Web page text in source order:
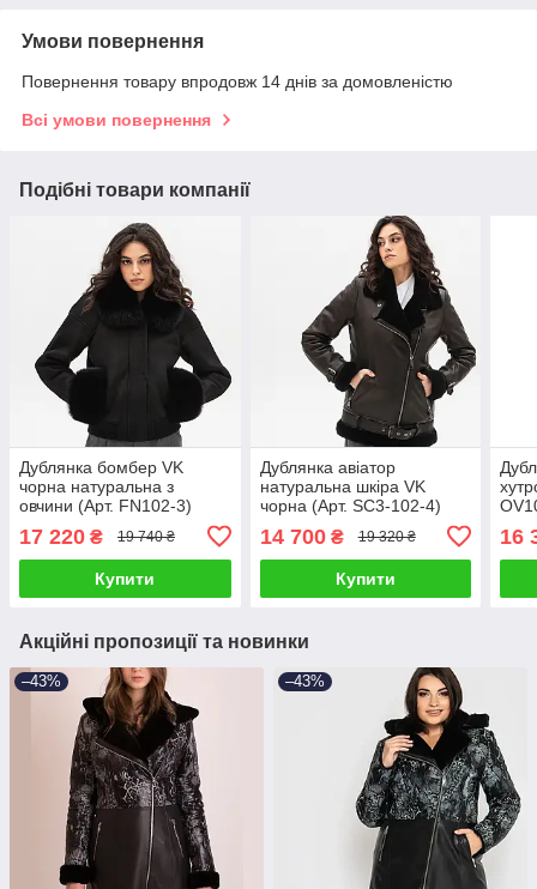
Умови повернення
Повернення товару впродовж 14 днів за домовленістю
Всі умови повернення
Подібні товари компанії
Дублянка бомбер VK
чорна натуральна з
овчини (Арт. FN102-3)
17 220 ₴ 19 740 ₴
Купити
Дублянка авіатор
натуральна шкіра VK
чорна (Арт. SС3-102-4)
14 700₴ 19 320 ₴
Купити
16
Акційні пропозиції та новинки
–43% –43%